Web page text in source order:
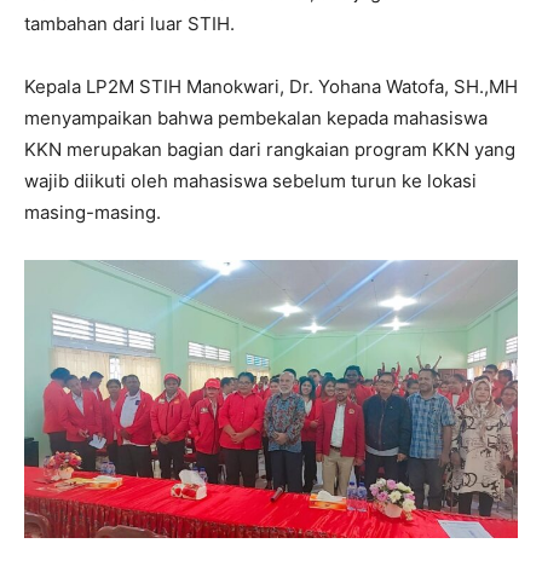
tambahan dari luar STIH.
Kepala LP2M STIH Manokwari, Dr. Yohana Watofa, SH.,MH
menyampaikan bahwa pembekalan kepada mahasiswa
KKN merupakan bagian dari rangkaian program KKN yang
wajib diikuti oleh mahasiswa sebelum turun ke lokasi
masing-masing.